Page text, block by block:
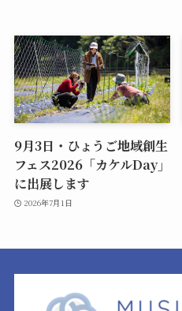
9月3日・ひょうご地域創生
フェス2026「カケルDay」
に出展します
2026年7月1日